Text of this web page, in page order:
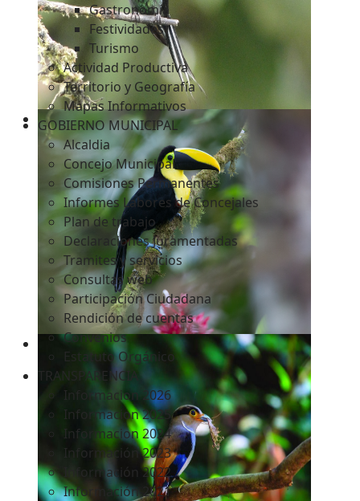
Gastronomía
Festividades
Turismo
Actividad Productiva
Territorio y Geografía
Mapas Informativos
GOBIERNO MUNICIPAL
Alcaldia
Concejo Municipal
Comisiones Permanentes
Informes Labores de Concejales
Plan de trabajo
Declaraciones Juramentadas
Tramites y servicios
Consultas web
Participación Ciudadana
Rendición de cuentas
Convenios
Estatuto Orgánico
TRANSPARENCIA
Informacion 2026
Informacion 2025
Informacion 2024
Información 2023
Información 2022
Información 2021